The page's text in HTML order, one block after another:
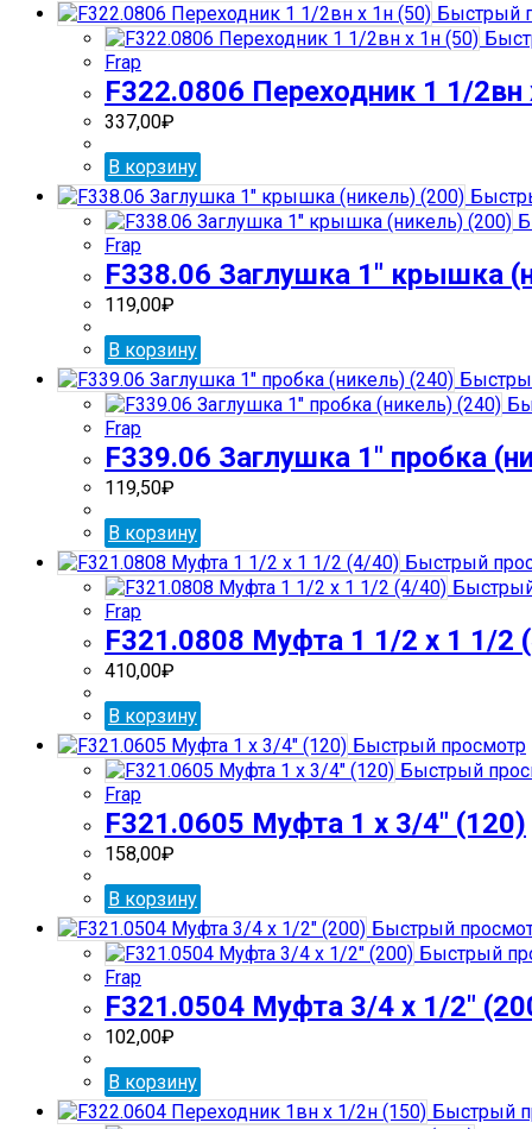
Быстрый
Frap
F322.0806 Переходник 1 1/2вн
337,00₽
В корзину
Frap
F338.06 Заглушка 1″ крышка
119,00₽
В корзину
Frap
F339.06 Заглушка 1″ пробка
119,50₽
В корзину
Быстрый
Frap
F321.0808 Муфта 1 1/2 х 1 1/2
410,00₽
В корзину
Быстрый просмотр
Быстрый
Frap
F321.0605 Муфта 1 х 3/4″ (120)
158,00₽
В корзину
Быстрый
Быстрый
Frap
F321.0504 Муфта 3/4 х 1/2″
102,00₽
В корзину
Быстрый